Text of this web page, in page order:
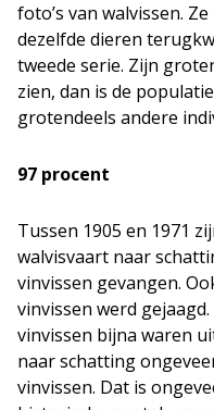
foto’s van walvissen.
dezelfde dieren
tweede serie. Zijn
zien, dan is de
grotendeels andere
97 procent
Tussen 1905 en 1971
walvisvaart naar
vinvissen gevangen.
vinvissen werd
vinvissen bijna waren
naar schatting
vinvissen. Dat is